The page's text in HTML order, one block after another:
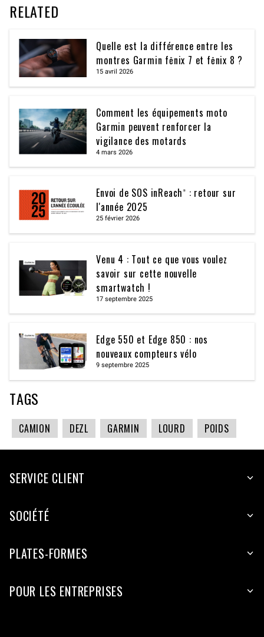
RELATED
Quelle est la différence entre les
montres Garmin fēnix 7 et fēnix 8 ?
15 avril 2026
Comment les équipements moto
Garmin peuvent renforcer la
vigilance des motards
4 mars 2026
Envoi de SOS inReach® : retour sur
l'année 2025
25 février 2026
Venu 4 : Tout ce que vous voulez
savoir sur cette nouvelle
smartwatch !
17 septembre 2025
Edge 550 et Edge 850 : nos
nouveaux compteurs vélo
9 septembre 2025
TAGS
CAMION DEZL GARMIN LOURD POIDS
SERVICE CLIENT
SOCIÉTÉ
PLATES-FORMES
POUR LES ENTREPRISES